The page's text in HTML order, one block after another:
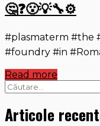
🤔❓😮💡🔧⚙️
#plasmaterm #the
#foundry #in
Read more
Caută
după:
Articole